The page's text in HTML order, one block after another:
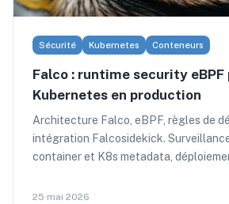
Sécurité Kubernetes Conteneurs
Falco : runtime security eBPF
Kubernetes en production
Architecture Falco, eBPF, règles de
intégration Falcosidekick.
container et K8s metadata,
25 mai 2026